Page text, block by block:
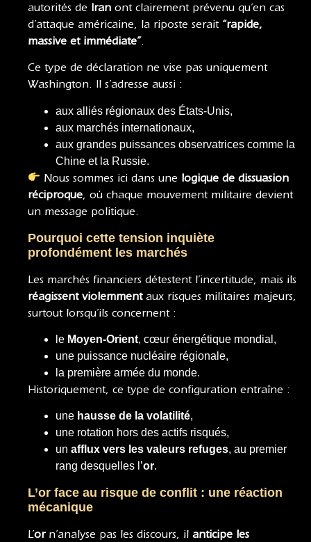
autorités de Iran ont clairement prévenu qu’en cas
d’attaque américaine, la riposte serait “rapide,
massive et immédiate”.
Ce type de déclaration ne vise pas uniquement
Washington. Il s’adresse aussi :
aux alliés régionaux des États-Unis,
aux marchés internationaux,
aux grandes puissances observatrices comme la
Chine et la Russie.
Nous sommes ici dans une logique de dissuasion
réciproque , où chaque mouvement militaire devient
un message politique.
Pourquoi cette tension inquiète
profondément les marchés
Les marchés financiers détestent l’incertitude, mais ils
réagissent violemmentaux risques militaires majeurs,
surtout lorsqu’ils concernent :
le Moyen-Orient, cœur énergétique mondial,
une puissance nucléaire régionale,
la première armée du monde.
Historiquement, ce type de configuration entraîne :
une hausse de la volatilité,
une rotation hors des actifs risqués,
un afflux vers les valeurs refuges, au premier
rang desquelles l’or.
L’or face au risque de conflit : une réaction
mécanique
L’orn’analyse pas les discours, il anticipe les